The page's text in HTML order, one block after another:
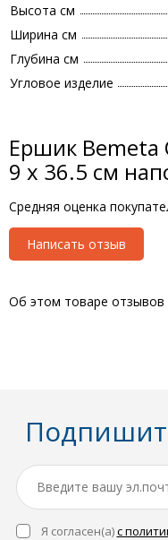
Высота см
Ширина см
Глубина см
Угловое изделие
Ершик Bemeta
9 x 36.5 см
Средняя оценка
Написать отзыв
Об этом товаре отзывов
Я согласен(a)с